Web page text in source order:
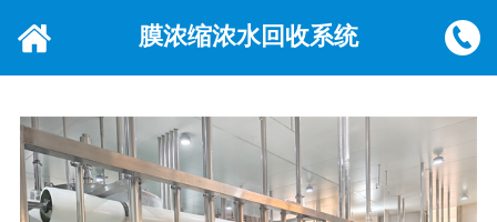
膜浓缩浓水回收系统